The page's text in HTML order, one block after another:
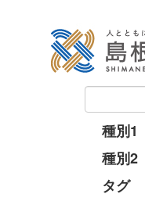
種別1
種別2
タグ